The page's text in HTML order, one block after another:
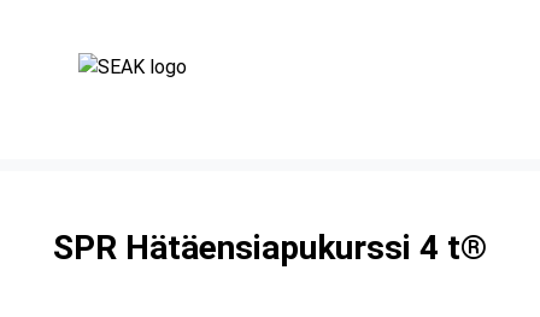
SPR Hätäensiapukurssi 4 t®